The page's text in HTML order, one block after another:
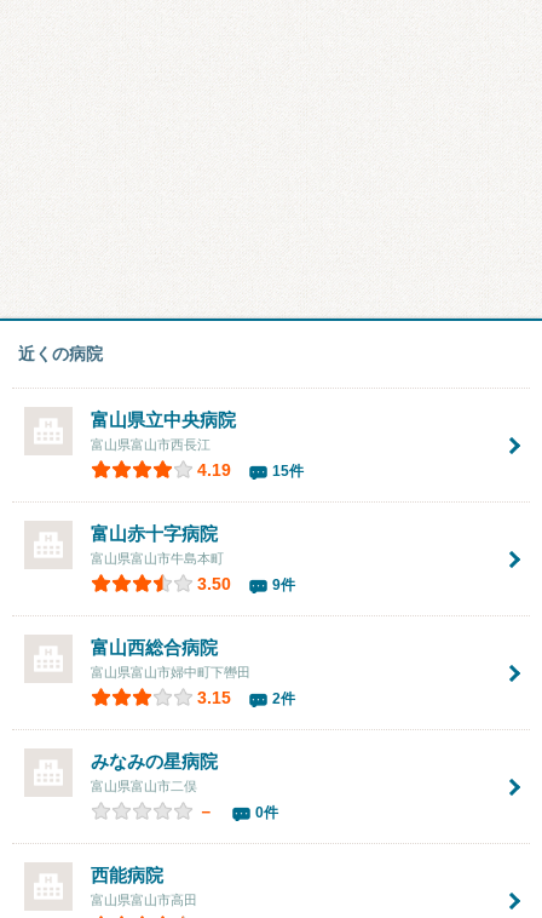
近くの病院
富山県立中央病院
富山県富山市西長江
4.19 15件
富山赤十字病院
富山県富山市牛島本町
3.50 9件
富山西総合病院
富山県富山市婦中町下轡田
3.15 2件
みなみの星病院
富山県富山市二俣
－ 0件
西能病院
富山県富山市高田